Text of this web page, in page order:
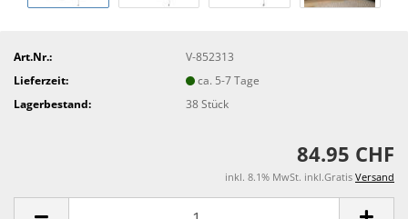
Art.Nr.:
V-852313
Lieferzeit:
ca. 5-7 Tage
Lagerbestand:
38Stück
84.95 CHF
inkl. 8.1% MwSt. inkl.Gratis Versand